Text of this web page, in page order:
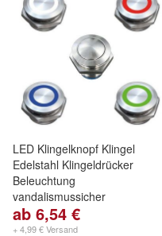
LED Klingelknopf Klingel
Edelstahl Klingeldrücker
Beleuchtung
vandalismussicher
ab 6,54 €
+ 4,99 € Versand